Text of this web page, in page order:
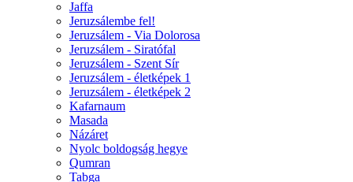
Jaffa
Jeruzsálembe fel!
Jeruzsálem - Via Dolorosa
Jeruzsálem - Siratófal
Jeruzsálem - Szent Sír
Jeruzsálem - életképek 1
Jeruzsálem - életképek 2
Kafarnaum
Masada
Názáret
Nyolc boldogság hegye
Qumran
Tabga